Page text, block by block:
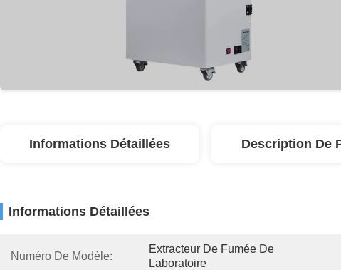
Informations Détaillées Description De
Informations Détaillées
Numéro De Modèle:
Extracteur De Fumée De
Laboratoire